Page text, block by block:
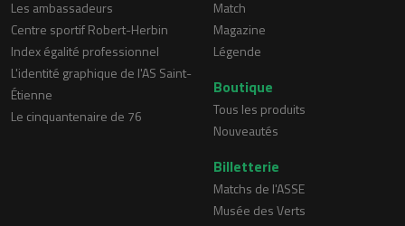
Les ambassadeurs
Centre sportif Robert-Herbin
Index égalité professionnel
L'identité graphique de l'AS Saint-
Étienne
Le cinquantenaire de 76
Match
Magazine
Légende
Boutique
Tous les produits
Nouveautés
Billetterie
Matchs de l'ASSE
Musée des Verts